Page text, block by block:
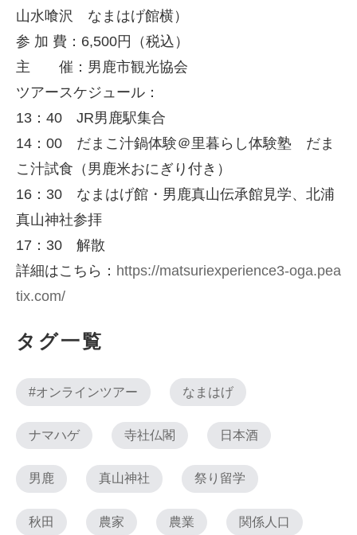
山水喰沢 なまはげ館横）
参 加 費：6,500円（税込）
主 催：男鹿市観光協会
ツアースケジュール：
13：40 JR男鹿駅集合
14：00 だまこ汁鍋体験＠里暮らし体験塾 だま
こ汁試食（男鹿米おにぎり付き）
16：30 なまはげ館・男鹿真山伝承館見学、北浦
真山神社参拝
17：30 解散
詳細はこちら： https://matsuriexperience3-oga.pea
tix.com/
タグ一覧
#オンラインツアー なまはげ
ナマハゲ 寺社仏閣 日本酒
男鹿 真山神社 祭り留学
秋田 農家 農業 関係人口